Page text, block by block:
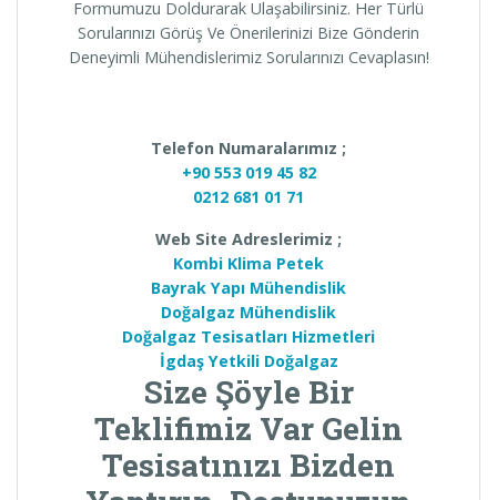
Formumuzu Doldurarak Ulaşabilirsiniz. Her Türlü
Sorularınızı Görüş Ve Önerilerinizi Bize Gönderin
Deneyimli Mühendislerimiz Sorularınızı Cevaplasın!
Telefon Numaralarımız ;
+90 553 019 45 82
0212 681 01 71
Web Site Adreslerimiz ;
Kombi Klima Petek
Bayrak Yapı Mühendislik
Doğalgaz Mühendislik
Doğalgaz Tesisatları Hizmetleri
İgdaş Yetkili Doğalgaz
Size Şöyle Bir
Teklifimiz Var Gelin
Tesisatınızı Bizden